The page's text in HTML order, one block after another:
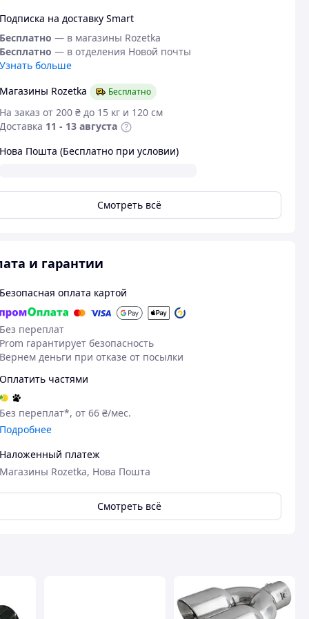
Подписка на доставку Smart
Бесплатно — в магазины Rozetka
Бесплатно — в отделения Новой почты
Узнать больше
Магазины Rozetka
Бесплатно
На заказ от 200 ₴ до 15 кг и 120 см
Доставка 11 - 13 августа
Нова Пошта (Бесплатно при условии)
Смотреть всё
и гарантии
Безопасная оплата картой
Без переплат
Prom гарантирует безопасность
Вернем деньги при отказе от посылки
Оплатить частями
Без переплат*, от 66 ₴/мес.
Подробнее
Наложенный платеж
Магазины Rozetka, Нова Пошта
Смотреть всё